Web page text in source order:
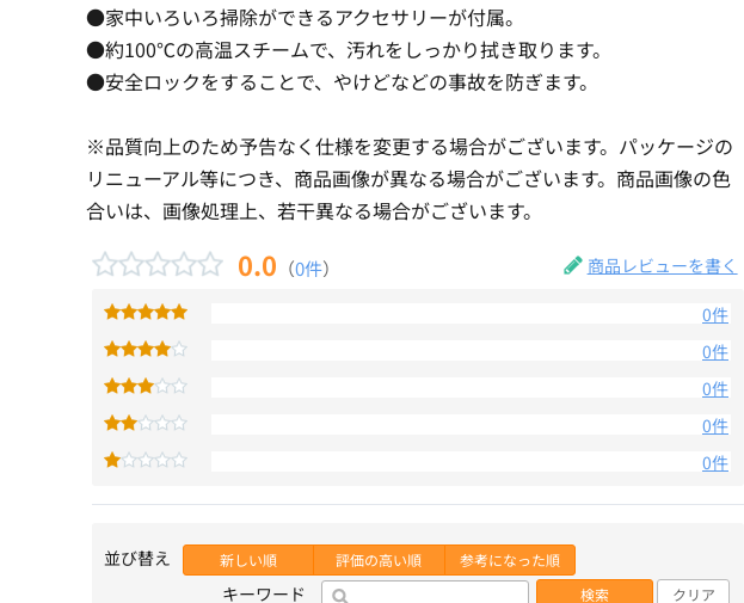
●家中いろいろ掃除ができるアクセサリーが付属。
●約100℃の高温スチームで、汚れをしっかり拭き取ります。
●安全ロックをすることで、やけどなどの事故を防ぎます。
※品質向上のため予告なく仕様を変更する場合がございます。パッケージの
リニューアル等につき、商品画像が異なる場合がございます。商品画像の色
合いは、画像処理上、若干異なる場合がございます。
0.0 （0件） 商品レビューを書く
0件
0件
0件
0件
0件
並び替え 新しい順 評価の高い順 参考になった順
キーワード 検索 クリア